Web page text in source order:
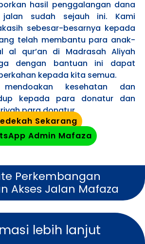
hasil penggalangan dana
jalan sudah sejauh ini. Kami
sebesar-besarnya kepada
telah membantu para anak-
al qur’an di Madrasah Aliyah
dengan bantuan ini dapat
kepada kita semua.
kesehatan dan
kepada para donatur dan
para donatur
Sekarang
Admin Mafaza
Perkembangan
Akses Jalan Mafaza
lebih lanjut